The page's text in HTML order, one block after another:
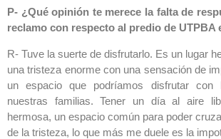
P- ¿Qué opinión te merece la falta de
reclamo con respecto al predio de UTPBA
R- Tuve la suerte de disfrutarlo. Es un lugar
una tristeza enorme con una sensación de
un espacio que podríamos disfrutar con
nuestras familias. Tener un día al aire
hermosa, un espacio común para poder
de la tristeza, lo que más me duele es la